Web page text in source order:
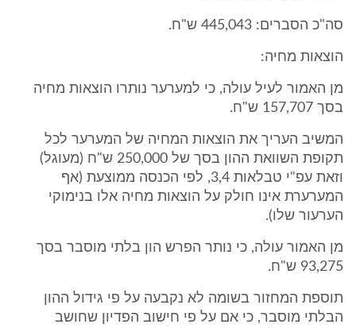
סה"כ הסברים: 445,043 ש"ח.
הוצאות מחיה:
מן האמור לעיל עולה, כי למערער נותרו הוצאות מחיה
בסך 157,707 ש"ח.
המשיב העריך את הוצאות המחיה של המערער לכל
תקופת השוואת ההון בסך של 250,000 ש"ח (מעוגל)
וזאת עפ"י טבלאות 3,4, לפי הכנסה ממוצעת (אף
המערערת אינו חולק על הוצאות מחיה אלו בנימוקי
הערעור שלו).
מן האמור עולה, כי נותר הפרש הון בלתי מוסבר בסך
93,275 ש"ח.
תוספת המחזור בשומה לא נקבעה על פי גידול ההון
הבלתי מוסבר, כי אם על פי חישוב הפדיון שחושב